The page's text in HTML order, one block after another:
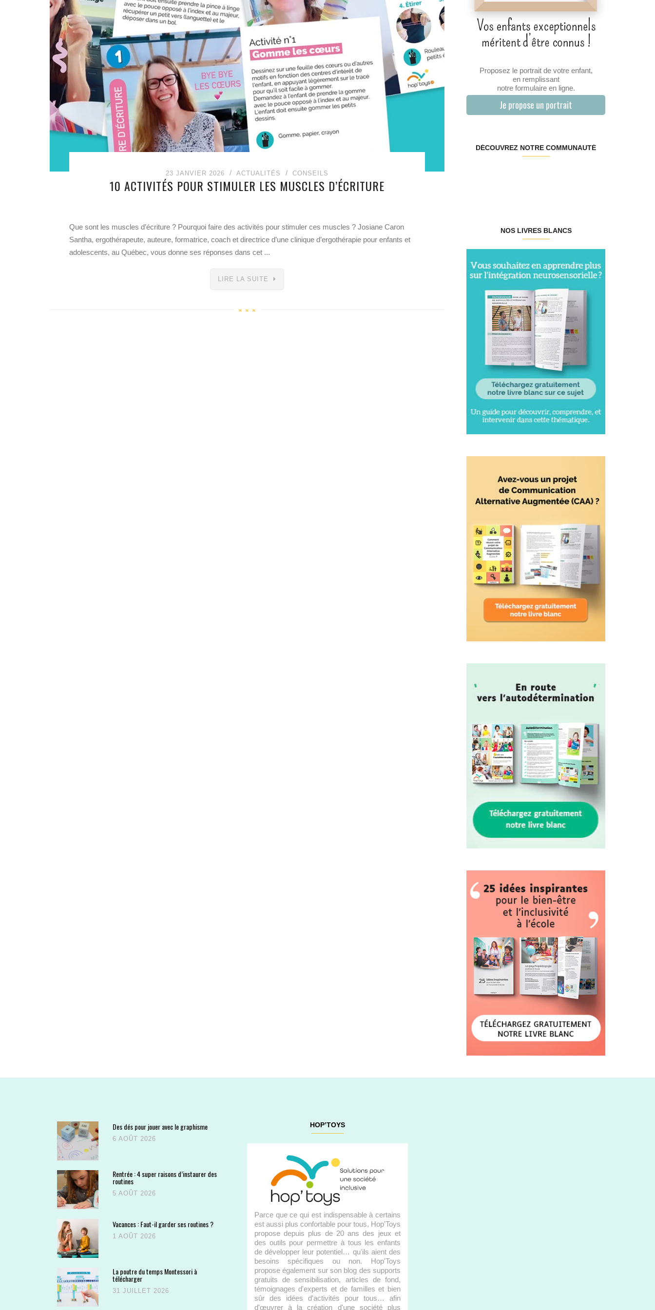
23 JANVIER 2026 ACTUALITÉS CONSEILS
10 ACTIVITÉS POUR STIMULER LES MUSCLES D’ÉCRITURE
Que sont les muscles d’écriture ? Pourquoi faire des activités pour stimuler ces muscles ? Josiane Caron
Santha, ergothérapeute, auteure, formatrice, coach et directrice d’une clinique d’ergothérapie pour enfants et
adolescents, au Québec, vous donne ses réponses dans cet ...
LIRE LA SUITE
Proposez le portrait de votre enfant,
en remplissant
notre formulaire en ligne.
Je propose un portrait
DÉCOUVREZ NOTRE COMMUNAUTÉ
NOS LIVRES BLANCS
Des dés pour jouer avec le graphisme
6 AOÛT 2026
Rentrée : 4 super raisons d’instaurer des
routines
5 AOÛT 2026
Vacances : Faut-il garder ses routines ?
1 AOÛT 2026
La poutre du temps Montessori à
télécharger
31 JUILLET 2026
HOP’TOYS
Parce que ce qui est indispensable à certains
est aussi plus confortable pour tous, Hop'Toys
propose depuis plus de 20 ans des jeux et
des outils pour permettre à tous les enfants
de développer leur potentiel… qu'ils aient des
besoins spécifiques ou non. Hop'Toys
propose également sur son blog des supports
gratuits de sensibilisation, articles de fond,
témoignages d'experts et de familles et bien
sûr des idées d'activités pour tous… afin
d'œuvrer à la création d'une société plus